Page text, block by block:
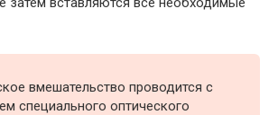
вмешательство проводится с
специального оптического